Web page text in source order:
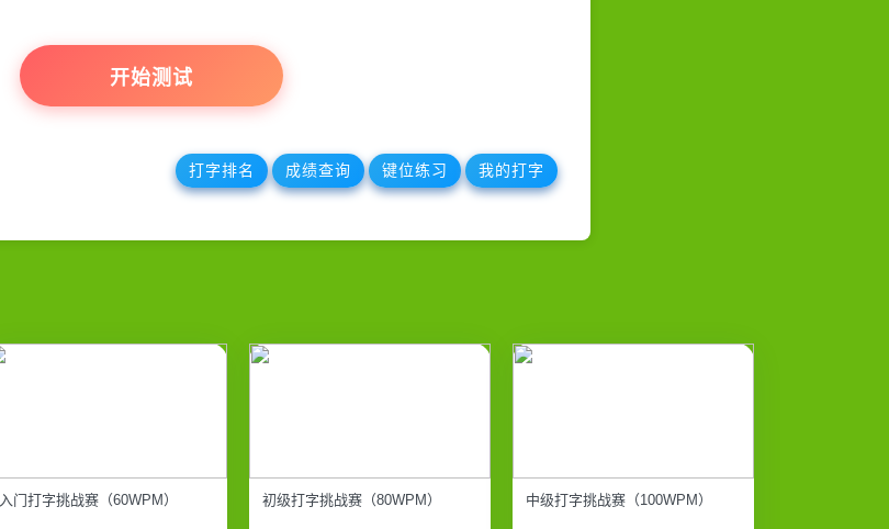
开始测试
打字排名 成绩查询 键位练习 我的打字
入门打字挑战赛（60WPM） 初级打字挑战赛（80WPM） 中级打字挑战赛（100WPM）